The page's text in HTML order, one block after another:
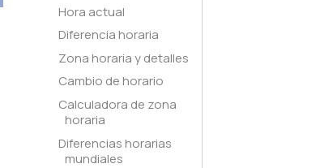
Hora actual
Diferencia horaria
Zona horaria y detalles
Cambio de horario
Calculadora de zona
horaria
Diferencias horarias
mundiales